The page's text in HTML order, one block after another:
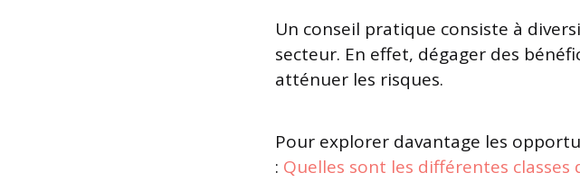
Un conseil pratique consiste à
secteur. En effet, dégager des
atténuer les risques.
Pour explorer davantage les
: Quelles sont les différentes